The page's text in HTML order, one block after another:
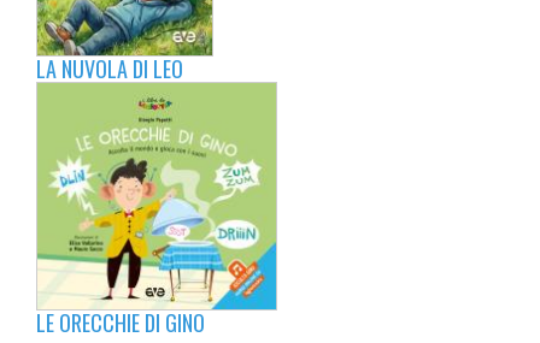
LA NUVOLA DI LEO
LE ORECCHIE DI GINO